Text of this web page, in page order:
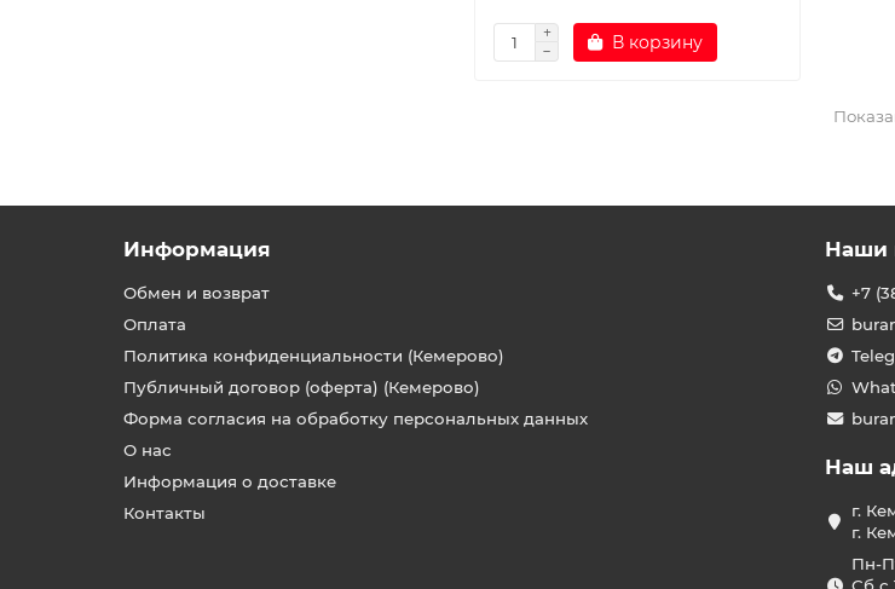
В корзину
Информация
Обмен и возврат
Оплата
Политика конфиденциальности (Кемерово)
Публичный договор (оферта) (Кемерово)
Форма согласия на обработку персональных данных
О нас
Информация о доставке
Контакты
Наши
+7
Наш
г.
г.
Пн-